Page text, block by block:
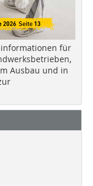
für
Ausbau und in